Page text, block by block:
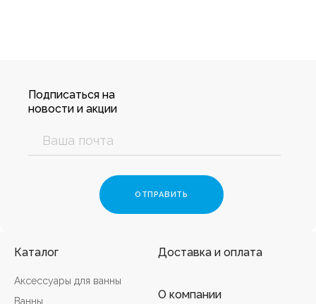
Подписаться на
новости и акции
Каталог
Аксессуары для ванны
Ванны
Доставка и оплата
О компании